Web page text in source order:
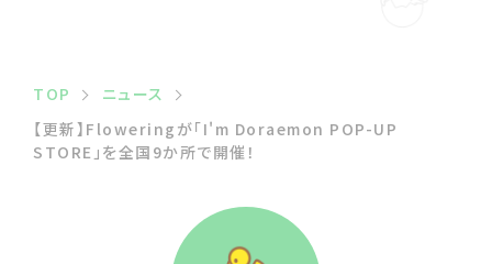
TOP
ニュース
【更新】Floweringが「I'm Doraemon POP-UP
STORE」を全国9か所で開催！